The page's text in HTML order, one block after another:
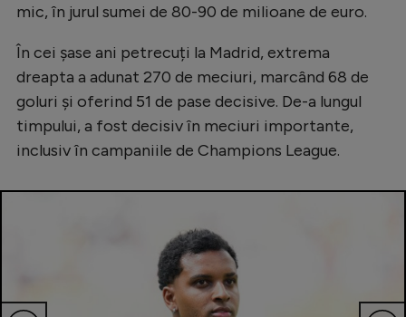
mic, în jurul sumei de 80-90 de milioane de euro.
În cei șase ani petrecuți la Madrid, extrema
dreapta a adunat 270 de meciuri, marcând 68 de
goluri și oferind 51 de pase decisive. De-a lungul
timpului, a fost decisiv în meciuri importante,
inclusiv în campaniile de Champions League.